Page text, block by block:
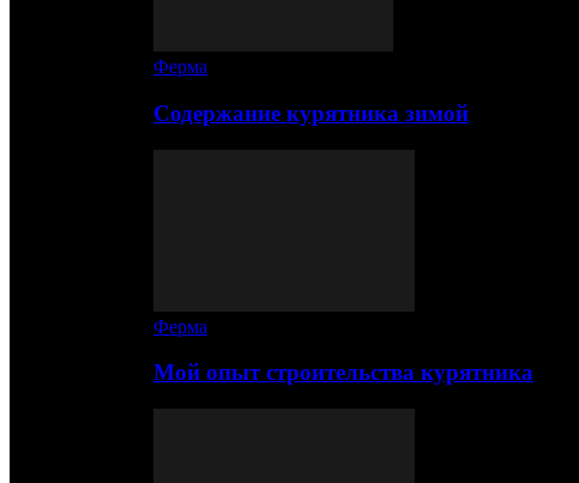
Ферма
Содержание курятника зимой
Ферма
Мой опыт строительства курятника